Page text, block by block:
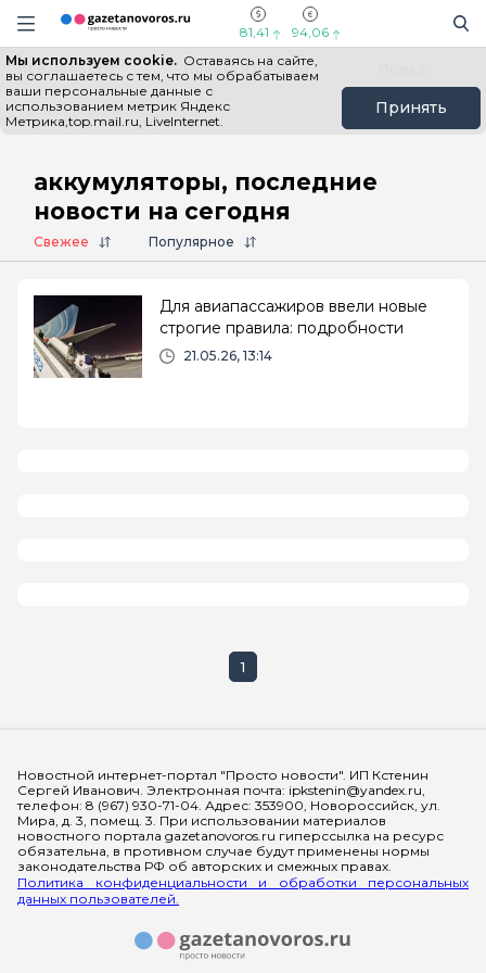
Информационный портал "ГазетаНоворос.ру"
Навигация сайта
81,41 94,06
Мы используем cookie. Оставаясь на сайте,
вы соглашаетесь с тем, что мы обрабатываем
ваши персональные данные с
использованием метрик Яндекс
Метрика,top.mail.ru, LiveInternet.
Принять
Все новости Новости России
Главная # аккумуляторы
аккумуляторы, последние
новости на сегодня
Свежее Популярное
Для авиапассажиров ввели новые
строгие правила: подробности
21.05.26, 13:14
1
Новостной интернет-портал "Просто новости". ИП Кстенин
Сергей Иванович. Электронная почта: ipkstenin@yandex.ru,
телефон: 8 (967) 930-71-04. Адрес: 353900, Новороссийск, ул.
Мира, д. 3, помещ. 3. При использовании материалов
новостного портала gazetanovoros.ru гиперссылка на ресурс
обязательна, в противном случае будут применены нормы
законодательства РФ об авторских и смежных правах.
Политика конфиденциальности и обработки персональных
данных пользователей.